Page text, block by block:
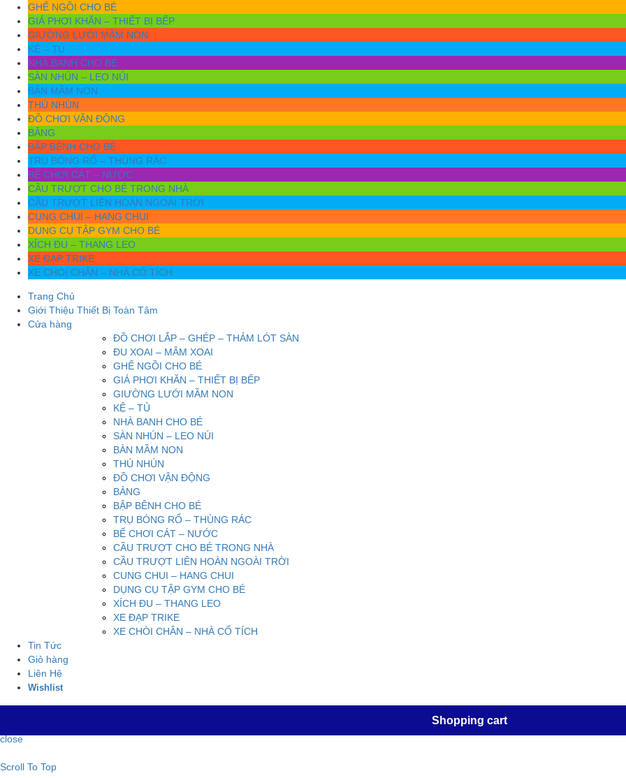
GHẾ NGỒI CHO BÉ
GIÁ PHƠI KHĂN – THIẾT BỊ BẾP
GIƯỜNG LƯỚI MẦM NON
KỆ – TỦ
NHÀ BANH CHO BÉ
SÀN NHÚN – LEO NÚI
BÀN MẦM NON
THÚ NHÚN
ĐỒ CHƠI VẬN ĐỘNG
BẢNG
BẬP BÊNH CHO BÉ
TRỤ BÓNG RỔ – THÙNG RÁC
BỂ CHƠI CÁT – NƯỚC
CẦU TRƯỢT CHO BÉ TRONG NHÀ
CẦU TRƯỢT LIÊN HOÀN NGOÀI TRỜI
CUNG CHUI – HANG CHUI
DỤNG CỤ TẬP GYM CHO BÉ
XÍCH ĐU – THANG LEO
XE ĐẠP TRIKE
XE CHÒI CHÂN – NHÀ CỔ TÍCH
Trang Chủ
Giới Thiệu Thiết Bị Toàn Tâm
Cửa hàng
ĐỒ CHƠI LẮP – GHÉP – THẢM LÓT SÀN
ĐU XOAI – MÂM XOAI
GHẾ NGỒI CHO BÉ
GIÁ PHƠI KHĂN – THIẾT BỊ BẾP
GIƯỜNG LƯỚI MẦM NON
KỆ – TỦ
NHÀ BANH CHO BÉ
SÀN NHÚN – LEO NÚI
BÀN MẦM NON
THÚ NHÚN
ĐỒ CHƠI VẬN ĐỘNG
BẢNG
BẬP BÊNH CHO BÉ
TRỤ BÓNG RỔ – THÙNG RÁC
BỂ CHƠI CÁT – NƯỚC
CẦU TRƯỢT CHO BÉ TRONG NHÀ
CẦU TRƯỢT LIÊN HOÀN NGOÀI TRỜI
CUNG CHUI – HANG CHUI
DỤNG CỤ TẬP GYM CHO BÉ
XÍCH ĐU – THANG LEO
XE ĐẠP TRIKE
XE CHÒI CHÂN – NHÀ CỔ TÍCH
Tin Tức
Giỏ hàng
Liên Hệ
Wishlist
Shopping cart
close
Scroll To Top